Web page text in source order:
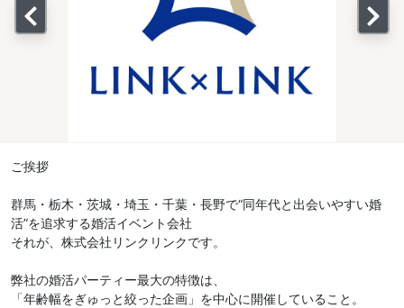
ご挨拶
群馬・栃木・茨城・埼玉・千葉・長野で“同年代と出会いやすい婚
活”を追求する婚活イベント会社
それが、株式会社リンクリンクです。
弊社の婚活パーティー最大の特徴は、
「年齢幅をぎゅっと絞った企画」を中心に開催していること。